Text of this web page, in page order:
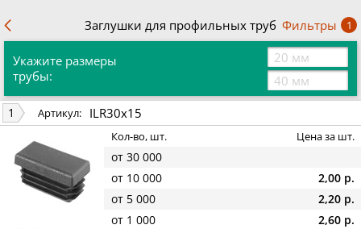
Заглушки для профильных труб Фильтры 1
Укажите размеры
трубы:
1 Артикул: ILR30x15
Кол-во, шт. Цена за шт.
от 30 000
от 10 000
2,00 р.
от 5 000
2,20 р.
от 1 000
2,60 р.